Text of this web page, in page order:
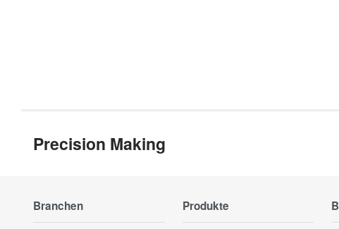
Precision Making
Branchen Produkte